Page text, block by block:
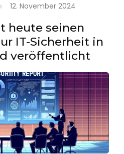
aus
CSV
erstellen
12. November 2024
heute seinen
IT-Sicherheit in
veröffentlicht